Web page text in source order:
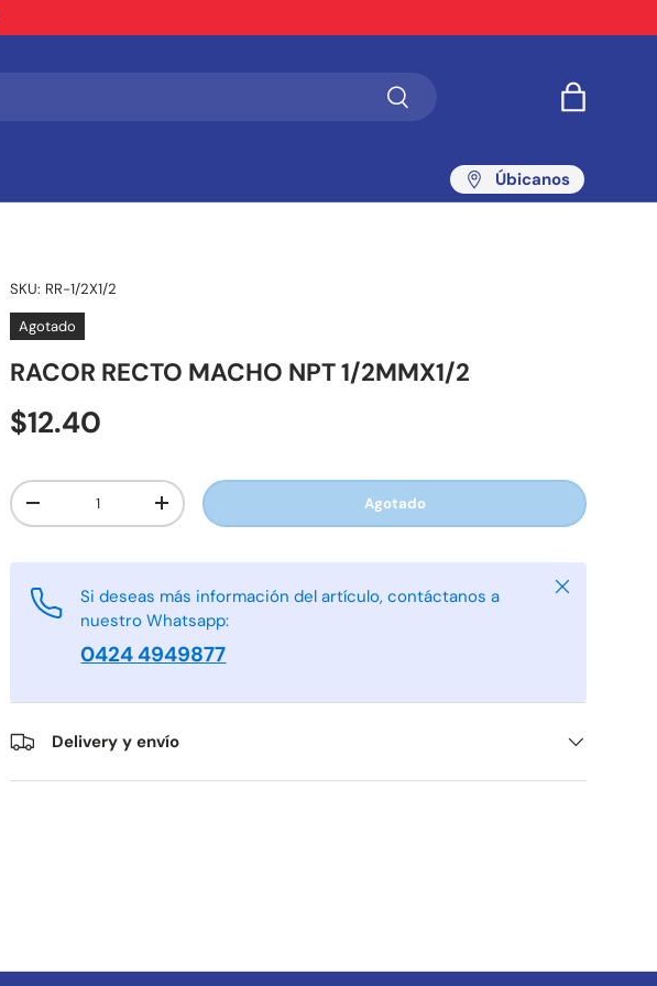
Buscar Bolsa
Úbicanos
SKU: RR-1/2X1/2
Agotado
RACOR RECTO MACHO NPT 1/2MMX1/2
$12.40
Cant.
-
+ Agotado
Si deseas más información del artículo, contáctanos a
nuestro Whatsapp:
0424 4949877
Cerrar
Delivery y envío